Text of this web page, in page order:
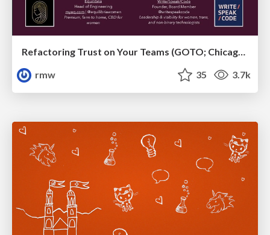
Refactoring Trust on Your Teams (GOTO; Chicago 2020)
rmw
35 3.7k